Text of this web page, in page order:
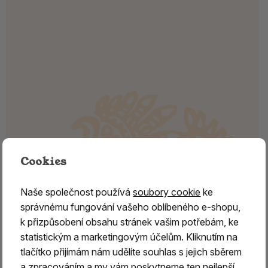
Cookies
Naše společnost používásoubory cookie ke
správnému fungování vašeho oblíbeného e-shopu,
k přizpůsobení obsahu stránek vašim potřebám, ke
statistickým a marketingovým účelům. Kliknutím na
tlačítko přijímám nám udělíte souhlas s jejich sběrem